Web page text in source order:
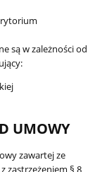
są w zależności od
UMOWY
zawartej ze
zastrzeżeniem § 8